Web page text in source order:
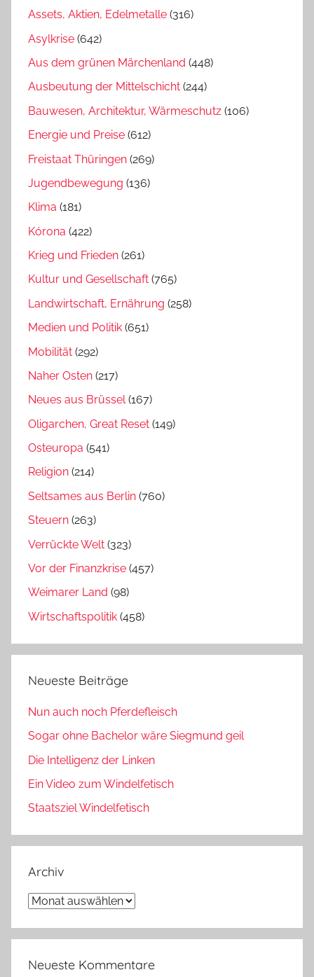
Assets, Aktien, Edelmetalle (316)
Asylkrise (642)
Aus dem grünen Märchenland (448)
Ausbeutung der Mittelschicht (244)
Bauwesen, Architektur, Wärmeschutz (106)
Energie und Preise (612)
Freistaat Thüringen (269)
Jugendbewegung (136)
Klima (181)
Kórona (422)
Krieg und Frieden (261)
Kultur und Gesellschaft (765)
Landwirtschaft, Ernährung (258)
Medien und Politik (651)
Mobilität (292)
Naher Osten (217)
Neues aus Brüssel(167)
Oligarchen, Great Reset (149)
Osteuropa (541)
Religion (214)
Seltsames aus Berlin (760)
Steuern (263)
Verrückte Welt (323)
Vor der Finanzkrise (457)
Weimarer Land (98)
Wirtschaftspolitik (458)
Neueste Beiträge
Nun auch noch Pferdefleisch
Sogar ohne Bachelor wäre Siegmund geil
Die Intelligenz der Linken
Ein Video zum Windelfetisch
Staatsziel Windelfetisch
Archiv
Archiv
Neueste Kommentare